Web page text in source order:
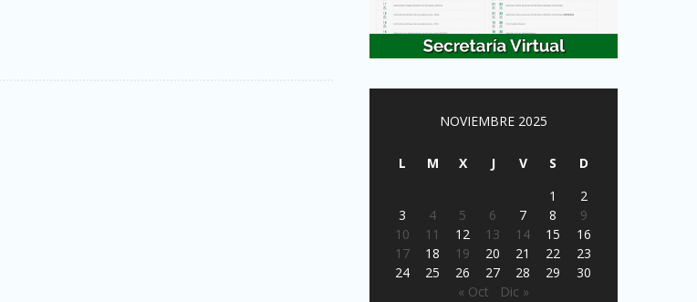
NOVIEMBRE 2025
L M X J V S
D
1
2
3
4 5 6 7 8
9
10
11 12 13 14 15
16
17
18 19 20 21 22
23
24
25 26 27 28 29
30
« Oct
Dic »